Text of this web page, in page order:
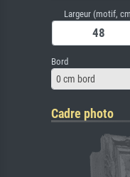
Largeur (motif,
Bord
0 cm bord
Cadre photo